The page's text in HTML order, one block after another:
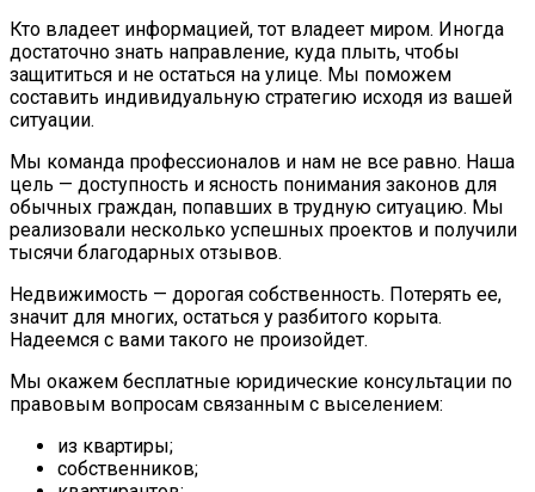
Кто владеет информацией, тот владеет миром. Иногда
достаточно знать направление, куда плыть, чтобы
защититься и не остаться на улице. Мы поможем
составить индивидуальную стратегию исходя из вашей
ситуации.
Мы команда профессионалов и нам не все равно. Наша
цель — доступность и ясность понимания законов для
обычных граждан, попавших в трудную ситуацию. Мы
реализовали несколько успешных проектов и получили
тысячи благодарных отзывов.
Недвижимость — дорогая собственность. Потерять ее,
значит для многих, остаться у разбитого корыта.
Надеемся с вами такого не произойдет.
Мы окажем бесплатные юридические консультации по
правовым вопросам связанным с выселением:
из квартиры;
собственников;